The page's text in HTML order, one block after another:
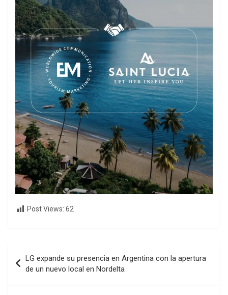
Post Views: 62
de
entradas
LG expande su presencia en Argentina con la apertura
de un nuevo local en Nordelta